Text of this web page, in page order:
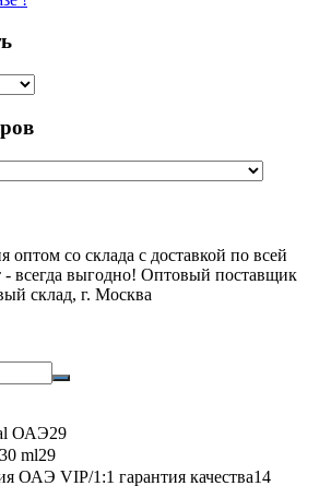
со склада с доставкой по всей
- всегда выгодно! Оптовый поставщик
склад, г. Москва
ОАЭ29
ml29
ОАЭ VIP/1:1 гарантия качества14